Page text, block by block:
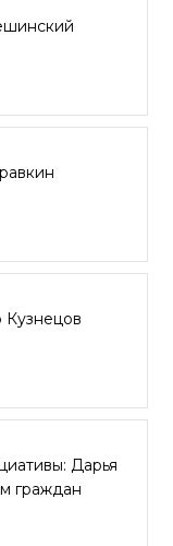
Кузнецов
Дарья
граждан